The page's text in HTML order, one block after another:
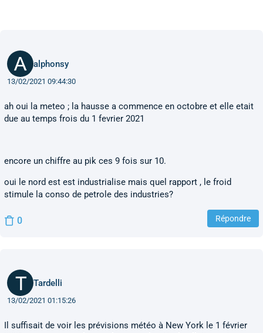
alphonsy
13/02/2021 09:44:30
ah oui la meteo ; la hausse a commence en octobre et elle etait
due au temps frois du 1 fevrier 2021
encore un chiffre au pik ces 9 fois sur 10.
oui le nord est est industrialise mais quel rapport , le froid
stimule la conso de petrole des industries?
0 Répondre
Tardelli
13/02/2021 01:15:26
Il suffisait de voir les prévisions météo à New York le 1 février